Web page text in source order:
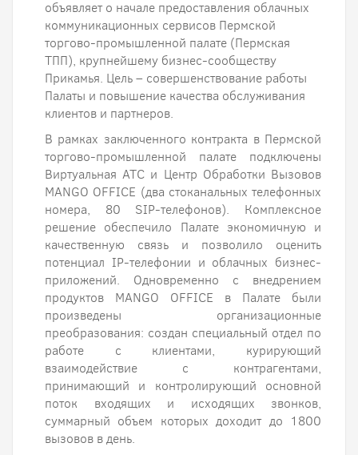
объявляет о начале предоставления облачных
коммуникационных сервисов Пермской
торгово-промышленной палате (Пермская
ТПП), крупнейшему бизнес-сообществу
Прикамья. Цель – совершенствование работы
Палаты и повышение качества обслуживания
клиентов и партнеров.
В рамках заключенного контракта в Пермской
торгово-промышленной палате подключены
Виртуальная АТС и Центр Обработки Вызовов
MANGO OFFICE (два стоканальных телефонных
номера, 80 SIP-телефонов). Комплексное
решение обеспечило Палате экономичную и
качественную связь и позволило оценить
потенциал IP-телефонии и облачных бизнес-
приложений. Одновременно с внедрением
продуктов MANGO OFFICE в Палате были
произведены организационные
преобразования: создан специальный отдел по
работе с клиентами, курирующий
взаимодействие с контрагентами,
принимающий и контролирующий основной
поток входящих и исходящих звонков,
суммарный объем которых доходит до 1800
вызовов в день.